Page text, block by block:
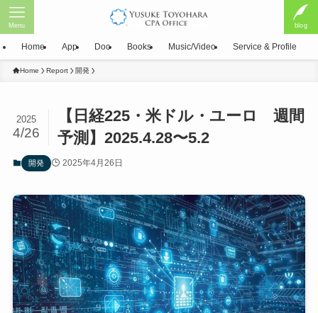
blog
Menu
Home App Doc Books Music/Video Service & Profile
Home Report 開発
【日経225・米ドル・ユーロ 週間
予測】2025.4.28〜5.2
2025
4/26
開発 2025年4月26日